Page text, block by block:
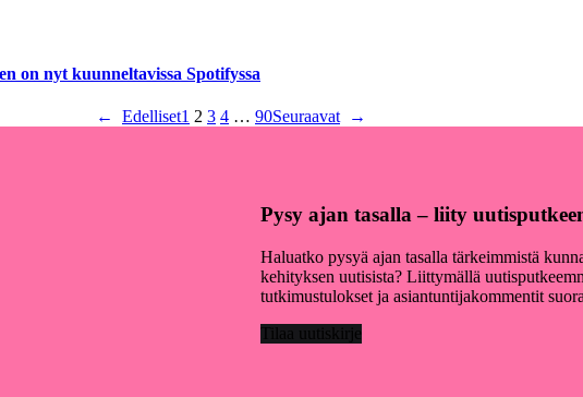
on nyt kuunneltavissa Spotifyssa
← Edelliset1 2 3 4 … 90Seuraavat →
Pysy ajan tasalla – liity
Haluatko pysyä ajan tasalla tärkeimmistä
kehityksen uutisista? Liittymällä
tutkimustulokset ja asiantuntijakommentit
Tilaa uutiskirje